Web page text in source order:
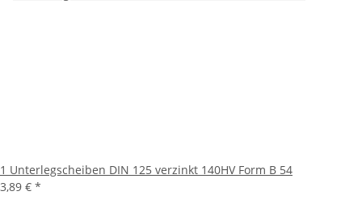
1 Unterlegscheiben DIN 125 verzinkt 140HV Form B 54
3,89 € *